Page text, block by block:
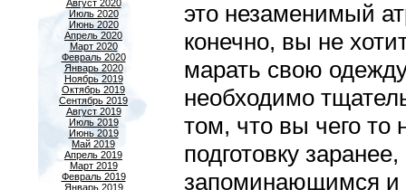
Август 2020
Июль 2020
Июнь 2020
Апрель 2020
Март 2020
Февраль 2020
Январь 2020
Ноябрь 2019
Октябрь 2019
Сентябрь 2019
Август 2019
Июль 2019
Июнь 2019
Май 2019
Апрель 2019
Март 2019
Февраль 2019
Январь 2019
это незаменимый
конечно, вы не
марать свою
необходимо
том, что вы чего то
подготовку
запоминающимся